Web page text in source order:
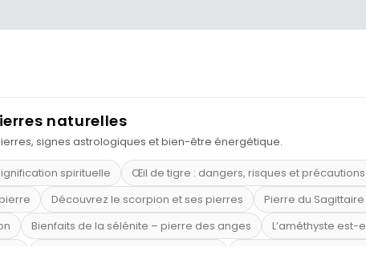
naturelles
signes astrologiques et bien-être énergétique.
spirituelle
Œil de tigre : dangers, risques et
Découvrez le scorpion et ses pierres Pierre du
Bienfaits de la sélénite – pierre des anges L’améthyste est-